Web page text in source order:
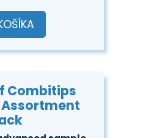
Combitips